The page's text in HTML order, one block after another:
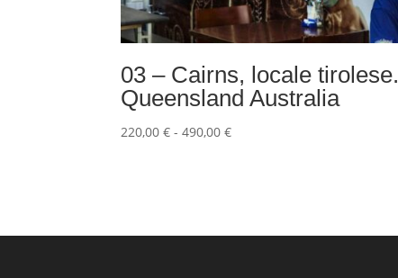
03 – Cairns, locale tirolese.
Queensland Australia
220,00€ - 490,00€Fascia
a